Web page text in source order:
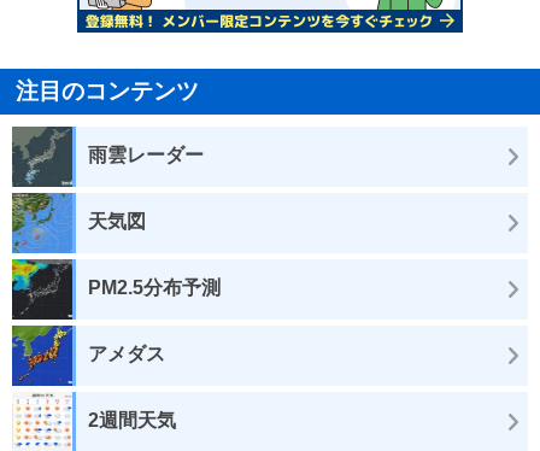
注目のコンテンツ
雨雲レーダー
天気図
PM2.5分布予測
アメダス
2週間天気